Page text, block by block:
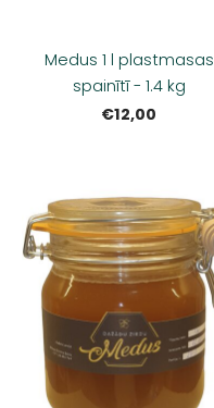
Medus 1 l plastmasas
spainītī - 1.4 kg
€12,00